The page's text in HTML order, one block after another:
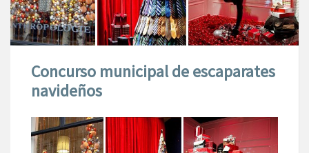
Concurso municipal de escaparates
navideños